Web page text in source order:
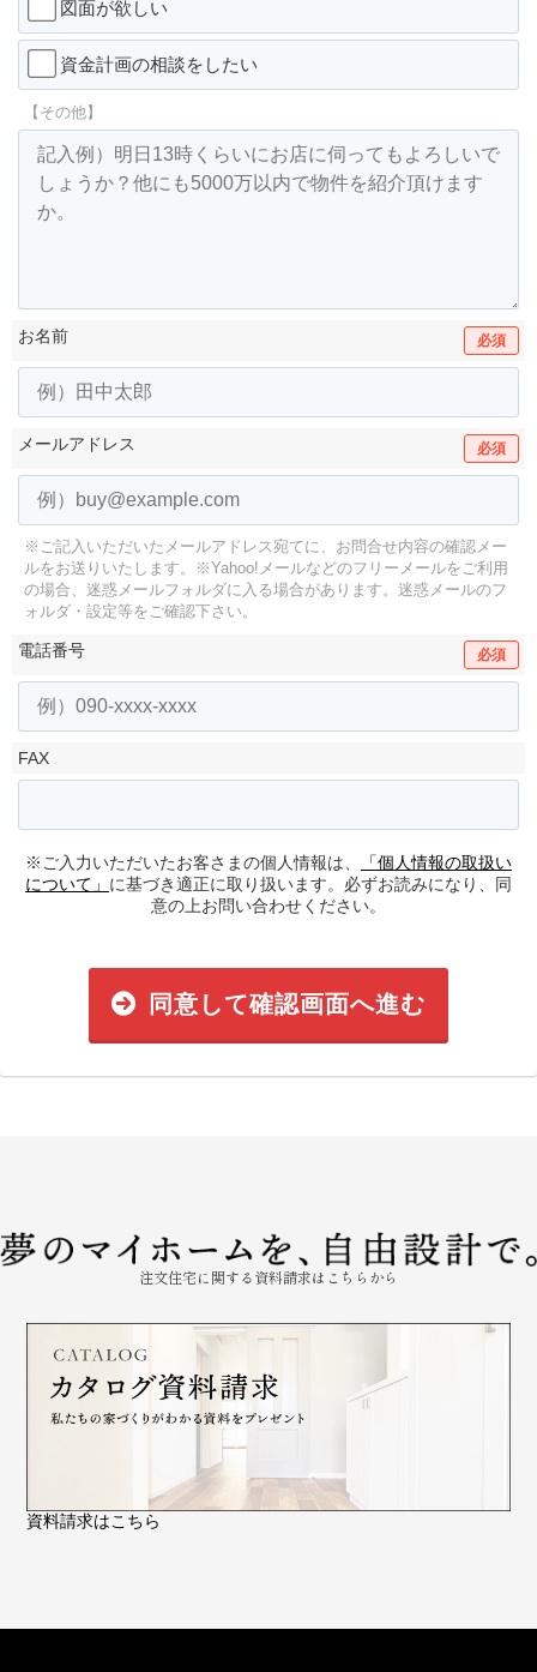
図面が欲しい
資金計画の相談をしたい
【その他】
お名前 必須
メールアドレス 必須
※ご記入いただいたメールアドレス宛てに、お問合せ内容の確認メー
ルをお送りいたします。
※Yahoo!メールなどのフリーメールをご利用
の場合、迷惑メールフォルダに入る場合があります。 迷惑メールのフ
ォルダ・設定等をご確認下さい。
電話番号 必須
FAX
※ご入力いただいたお客さまの個人情報は、
「個人情報の取扱い
について」 に基づき適正に取り扱います。必ずお読みになり、同
意の上お問い合わせください。
同意して確認画面へ進む
注文住宅に関する資料請求はこちらから
資料請求はこちら